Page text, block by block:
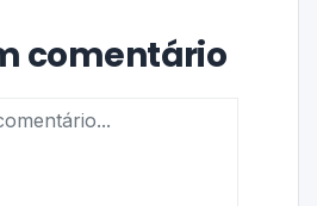
comentário